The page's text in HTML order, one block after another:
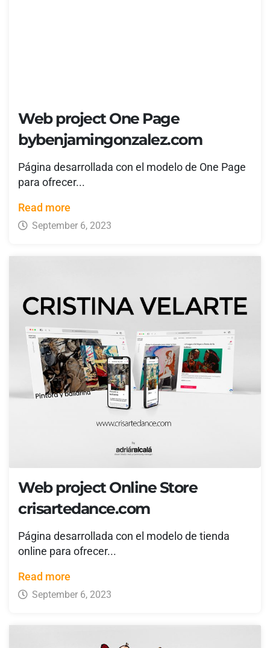
Web project One Page
bybenjamingonzalez.com
Página desarrollada con el modelo de One Page
para ofrecer...
Read more
September 6, 2023
Web project Online Store
crisartedance.com
Página desarrollada con el modelo de tienda
online para ofrecer...
Read more
September 6, 2023